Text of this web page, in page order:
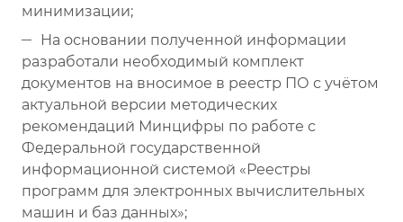
минимизации;
На основании полученной информации
разработали необходимый комплект
документов на вносимое в реестр ПО с учётом
актуальной версии методических
рекомендаций Минцифры по работе с
Федеральной государственной
информационной системой «Реестры
программ для электронных вычислительных
машин и баз данных»;